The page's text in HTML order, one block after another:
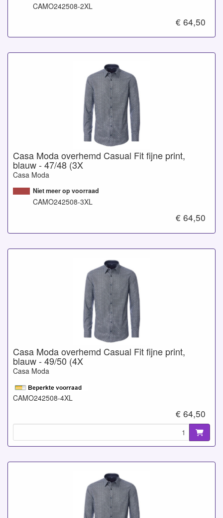
CAMO242508-2XL
€ 64,50
Casa Moda overhemd Casual Fit fijne print,
blauw - 47/48 (3X
Casa Moda
Niet meer op voorraad
CAMO242508-3XL
€ 64,50
Casa Moda overhemd Casual Fit fijne print,
blauw - 49/50 (4X
Casa Moda
CAMO242508-4XL
€ 64,50